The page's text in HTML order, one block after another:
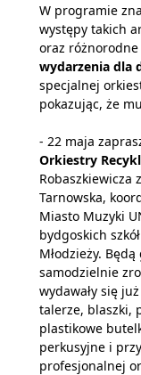
W programie
występy takich
oraz
wydarzenia dla
specjalnej
pokazując, że
- 22 maja
Orkiestry
Robaszkiewicza
Tarnowska,
Miasto Muzyki
bydgoskich
Młodzieży.
samodzielnie
wydawały się
talerze, blaszki,
plastikowe
perkusyjne i
profesjonalnej